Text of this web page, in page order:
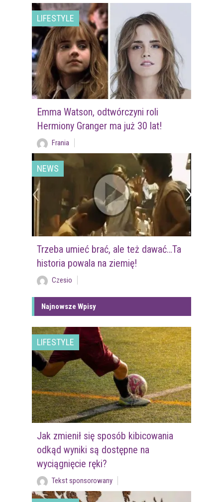
LIFESTYLE
Emma Watson, odtwórczyni roli
Hermiony Granger ma już 30 lat!
Frania
NEWS
Trzeba umieć brać, ale też dawać…Ta
historia powala na ziemię!
Czesio
Najnowsze Wpisy
LIFESTYLE
Jak zmienił się sposób kibicowania
odkąd wyniki są dostępne na
wyciągnięcie ręki?
Tekst sponsorowany